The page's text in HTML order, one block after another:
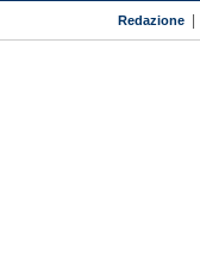
Redazione|